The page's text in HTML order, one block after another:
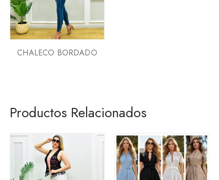
CHALECO BORDADO
Productos Relacionados